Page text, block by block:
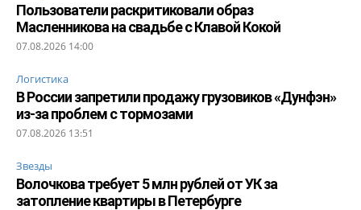
Пользователи раскритиковали образ
Масленникова на свадьбе с Клавой Кокой
07.08.2026 14:00
Логистика
В России запретили продажу грузовиков «Дунфэн»
из-за проблем с тормозами
07.08.2026 13:51
Звезды
Волочкова требует 5 млн рублей от УК за
затопление квартиры в Петербурге